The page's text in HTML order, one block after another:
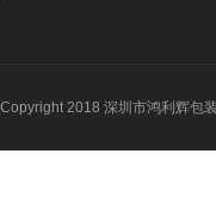
Copyright 2018 深圳市鸿利辉包